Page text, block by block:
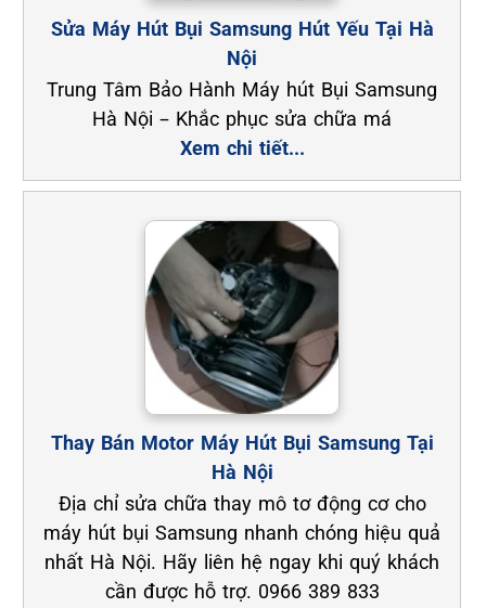
Sửa Máy Hút Bụi Samsung Hút Yếu Tại Hà
Nội
Trung Tâm Bảo Hành Máy hút Bụi Samsung
Hà Nội – Khắc phục sửa chữa má
Xem chi tiết...
Thay Bán Motor Máy Hút Bụi Samsung Tại
Hà Nội
Địa chỉ sửa chữa thay mô tơ động cơ cho
máy hút bụi Samsung nhanh chóng hiệu quả
nhất Hà Nội. Hãy liên hệ ngay khi quý khách
cần được hỗ trợ. 0966 389 833